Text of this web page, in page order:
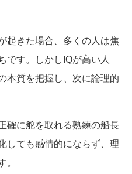
起きた場合、多くの人は焦
です。しかしIQが高い人
本質を把握し、次に論理的
確に舵を取れる熟練の船長
しても感情的にならず、理
。